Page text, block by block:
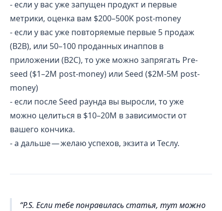
- если у вас уже запущен продукт и первые
метрики, оценка вам $200–500K post-money
- если у вас уже повторяемые первые 5 продаж
(B2B), или 50–100 проданных инаппов в
приложении (B2C), то уже можно запрягать Pre-
seed ($1–2M post-money) или Seed ($2M-5M post-
money)
- если после Seed раунда вы выросли, то уже
можно целиться в $10–20M в зависимости от
вашего кончика.
- а дальше — желаю успехов, экзита и Теслу.
P.S. Если тебе понравилась статья, тут можно